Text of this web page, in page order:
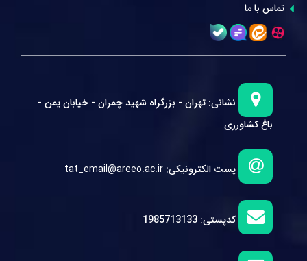
تماس با ما
نشانی: تهران - بزرگراه شهید چمران - خیابان یمن -
باغ کشاورزی
پست الکترونیکی: tat_email@areeo.ac.ir
کدپستی: 1985713133